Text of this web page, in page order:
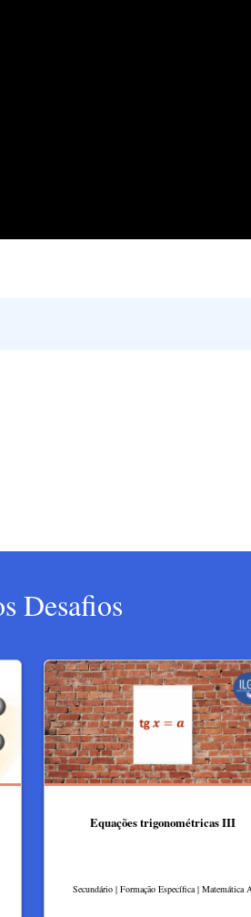
Desafios
Equações trigonométricas III
Secundário | Formação Específica | Matemática